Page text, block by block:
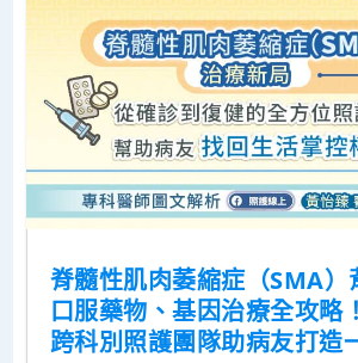
脊髓性肌肉萎縮症（SMA）
口服藥物、基因治療全攻略
跨科別照護團隊助病友打造